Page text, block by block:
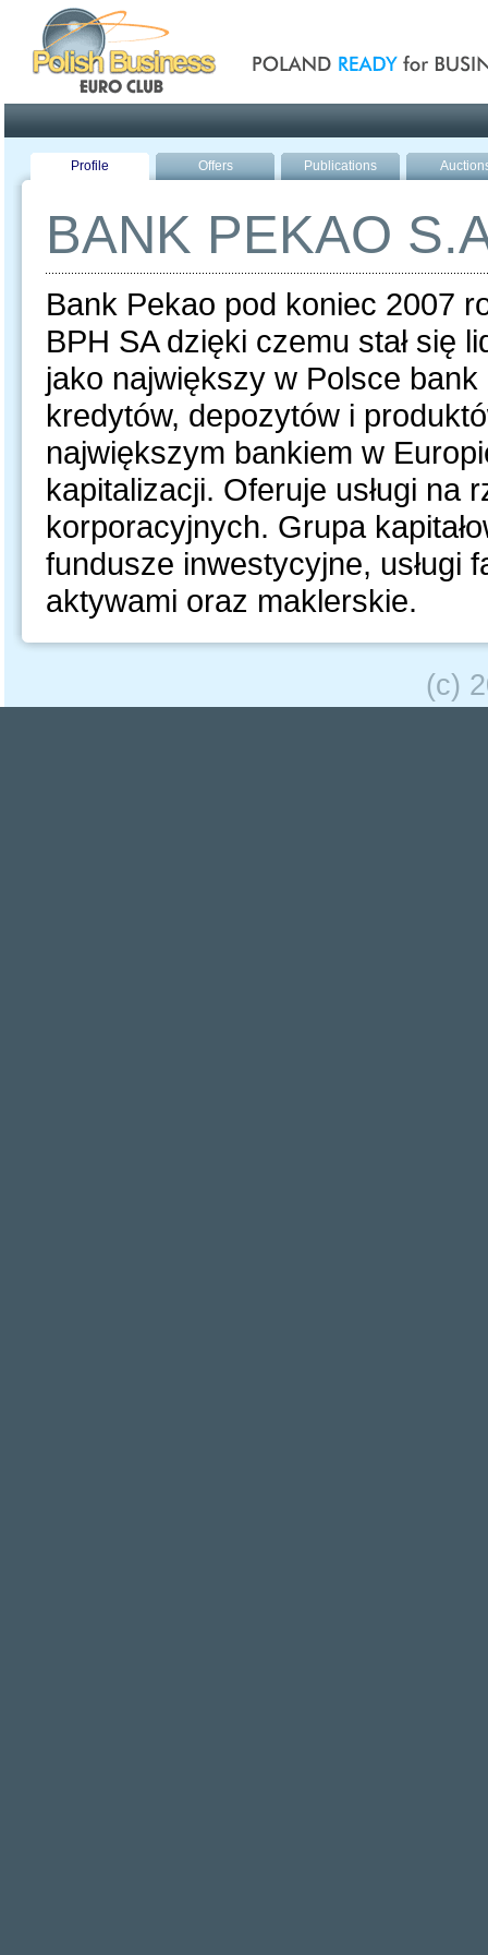
Profile Offers Publications
BANK PEKAO
Bank Pekao pod koniec 2007
BPH SA dzięki czemu stał się
jako największy w Polsce
kredytów, depozytów i
największym bankiem w
kapitalizacji. Oferuje usługi na
korporacyjnych. Grupa
fundusze inwestycyjne, usługi
aktywami oraz maklerskie.
(c)